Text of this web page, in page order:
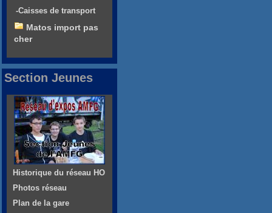
-Caisses de transport
Matos import pas
cher
Section Jeunes
Historique du réseau HO
Photos réseau
Plan de la gare